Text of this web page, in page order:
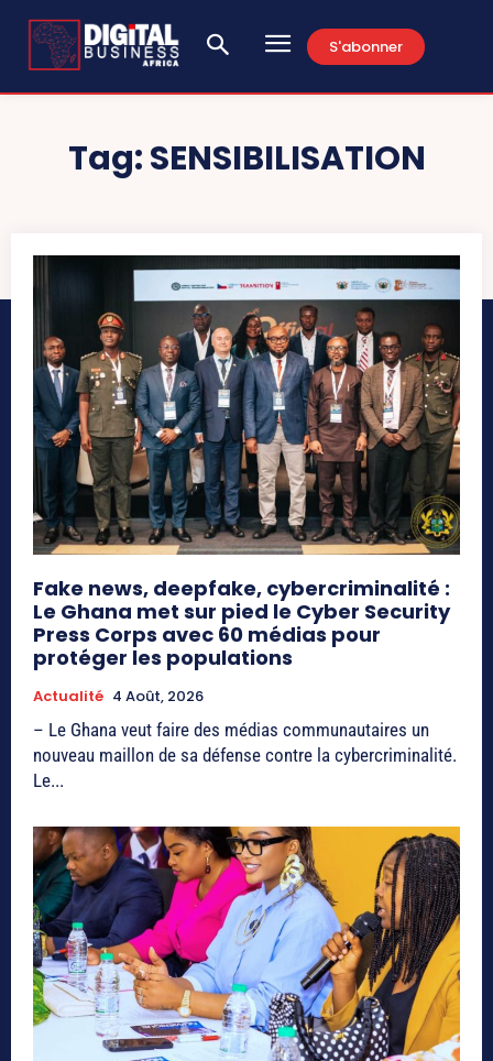
S'abonner
Tag:SENSIBILISATION
Fake news, deepfake, cybercriminalité :
Le Ghana met sur pied le Cyber Security
Press Corps avec 60 médias pour
protéger les populations
Actualité 4 Août, 2026
– Le Ghana veut faire des médias communautaires un
nouveau maillon de sa défense contre la cybercriminalité.
Le...